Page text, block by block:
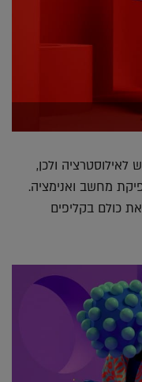
ולכן,
מחשב ואנימציה.
כולם בקליפים